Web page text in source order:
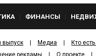
ФИНАНСЫ
выпуск Медиа Кто